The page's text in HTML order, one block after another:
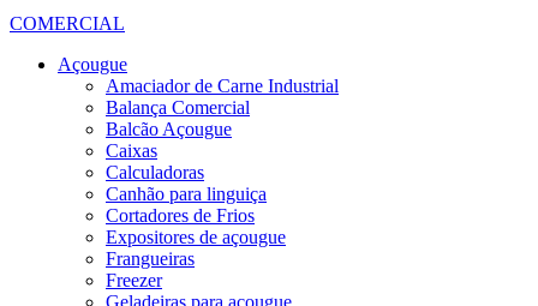
COMERCIAL
Açougue
Amaciador de Carne Industrial
Balança Comercial
Balcão Açougue
Caixas
Calculadoras
Canhão para linguiça
Cortadores de Frios
Expositores de açougue
Frangueiras
Freezer
Geladeiras para açougue